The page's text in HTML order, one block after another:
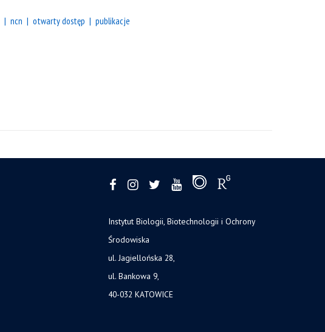
ncn otwarty dostęp publikacje
Instytut Biologii, Biotechnologii i Ochrony
Środowiska
ul. Jagiellońska 28,
ul. Bankowa 9,
40-032 KATOWICE